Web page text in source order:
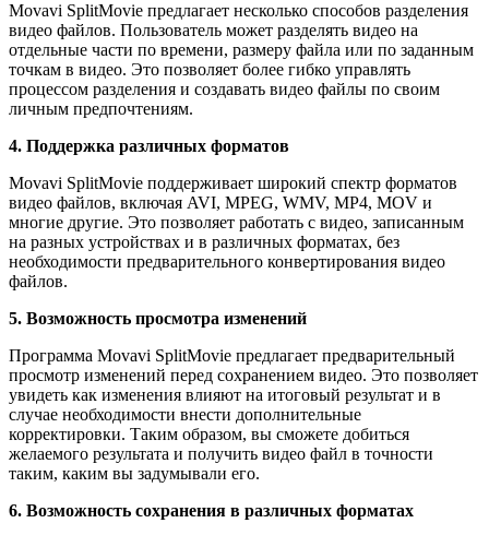
Movavi SplitMovie предлагает несколько способов разделения
видео файлов. Пользователь может разделять видео на
отдельные части по времени, размеру файла или по заданным
точкам в видео. Это позволяет более гибко управлять
процессом разделения и создавать видео файлы по своим
личным предпочтениям.
4. Поддержка различных форматов
Movavi SplitMovie поддерживает широкий спектр форматов
видео файлов, включая AVI, MPEG, WMV, MP4, MOV и
многие другие. Это позволяет работать с видео, записанным
на разных устройствах и в различных форматах, без
необходимости предварительного конвертирования видео
файлов.
5. Возможность просмотра изменений
Программа Movavi SplitMovie предлагает предварительный
просмотр изменений перед сохранением видео. Это позволяет
увидеть как изменения влияют на итоговый результат и в
случае необходимости внести дополнительные
корректировки. Таким образом, вы сможете добиться
желаемого результата и получить видео файл в точности
таким, каким вы задумывали его.
6. Возможность сохранения в различных форматах